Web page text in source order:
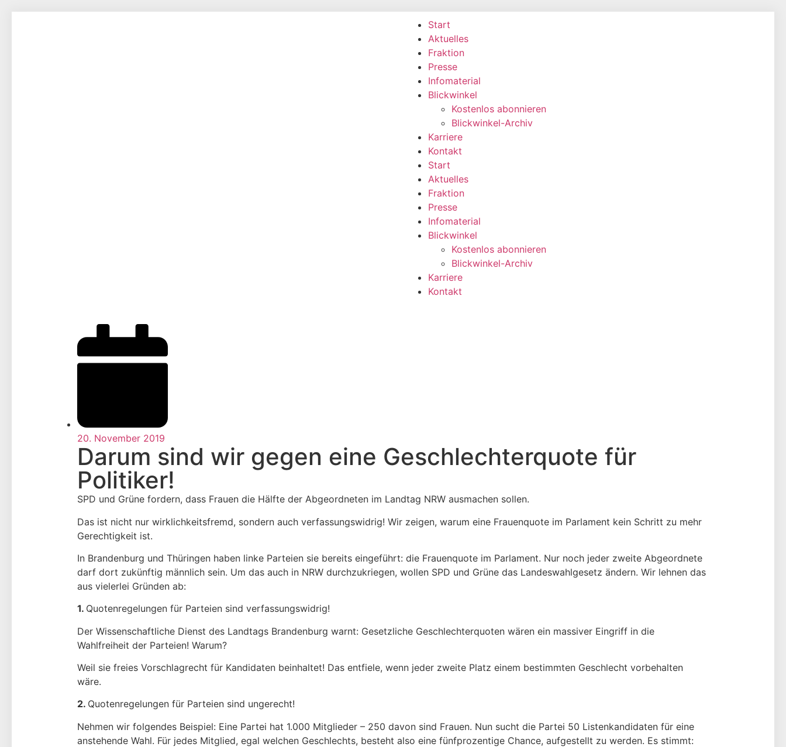
Start
Aktuelles
Fraktion
Presse
Infomaterial
Blickwinkel
Kostenlos abonnieren
Blickwinkel-Archiv
Karriere
Kontakt
Start
Aktuelles
Fraktion
Presse
Infomaterial
Blickwinkel
Kostenlos abonnieren
Blickwinkel-Archiv
Karriere
Kontakt
20. November 2019
Darum sind wir gegen eine Geschlechterquote für
Politiker!
SPD und Grüne fordern, dass Frauen die Hälfte der Abgeordneten im Landtag NRW ausmachen sollen.
Das ist nicht nur wirklichkeitsfremd, sondern auch verfassungswidrig! Wir zeigen, warum eine Frauenquote im Parlament kein Schritt zu mehr
Gerechtigkeit ist.
In Brandenburg und Thüringen haben linke Parteien sie bereits eingeführt: die Frauenquote im Parlament. Nur noch jeder zweite Abgeordnete
darf dort zukünftig männlich sein. Um das auch in NRW durchzukriegen, wollen SPD und Grüne das Landeswahlgesetz ändern. Wir lehnen das
aus vielerlei Gründen ab:
1. Quotenregelungen für Parteien sind verfassungswidrig!
Der Wissenschaftliche Dienst des Landtags Brandenburg warnt: Gesetzliche Geschlechterquoten wären ein massiver Eingriff in die
Wahlfreiheit der Parteien! Warum?
Weil sie freies Vorschlagrecht für Kandidaten beinhaltet! Das entfiele, wenn jeder zweite Platz einem bestimmten Geschlecht vorbehalten
wäre.
2. Quotenregelungen für Parteien sind ungerecht!
Nehmen wir folgendes Beispiel: Eine Partei hat 1.000 Mitglieder – 250 davon sind Frauen. Nun sucht die Partei 50 Listenkandidaten für eine
anstehende Wahl. Für jedes Mitglied, egal welchen Geschlechts, besteht also eine fünfprozentige Chance, aufgestellt zu werden. Es stimmt: